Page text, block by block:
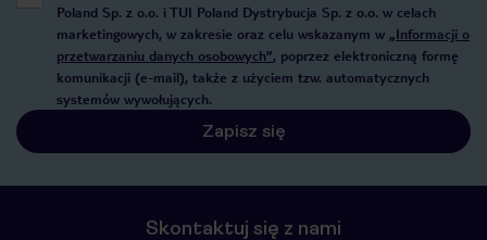
Poland Sp. z o.o. i TUI Poland Dystrybucja Sp. z o.o. w celach
marketingowych, w zakresie oraz celu wskazanym w „Informacji o
przetwarzaniu danych osobowych”, poprzez elektroniczną formę
komunikacji (e-mail), także z użyciem tzw. automatycznych
systemów wywołujących.
Zapisz się
Skontaktuj się z nami